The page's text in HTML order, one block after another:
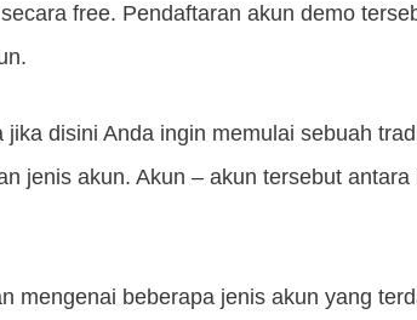
free. Pendaftaran akun demo
disini Anda ingin memulai sebuah
jenis akun. Akun – akun tersebut
mengenai beberapa jenis akun yang